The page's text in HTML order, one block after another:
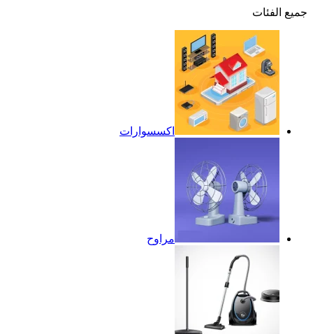
جميع الفئات
اكسسوارات
مراوح